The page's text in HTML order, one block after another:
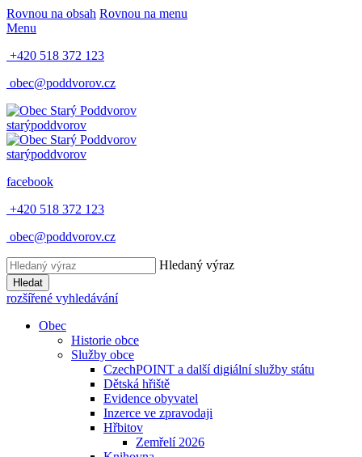
Rovnou na obsah Rovnou na menu
Menu
+420 518 372 123
obec@poddvorov.cz
starýpoddvorov
starýpoddvorov
facebook
+420 518 372 123
obec@poddvorov.cz
Hledaný výraz
Hledat
rozšířené vyhledávání
Obec
Historie obce
Služby obce
CzechPOINT a další digiální služby státu
Dětská hřiště
Evidence obyvatel
Inzerce ve zpravodaji
Hřbitov
Zemřelí 2026